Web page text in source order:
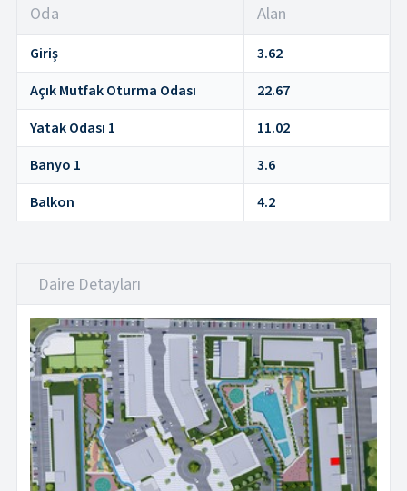
Oda Alan
Giriş
3.62
Açık Mutfak Oturma Odası
22.67
Yatak Odası 1
11.02
Banyo 1
3.6
Balkon
4.2
Daire Detayları